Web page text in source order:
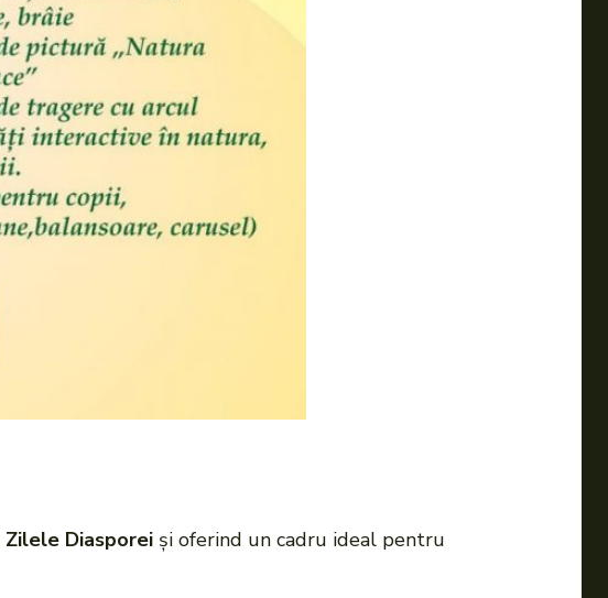
Zilele Diasporei și oferind un cadru ideal pentru